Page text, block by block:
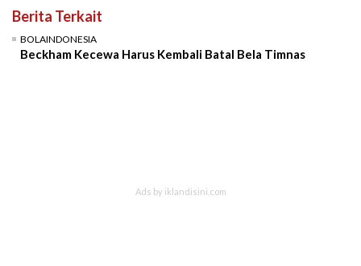
Berita Terkait
BOLAINDONESIA
Beckham Kecewa Harus Kembali Batal Bela Timnas